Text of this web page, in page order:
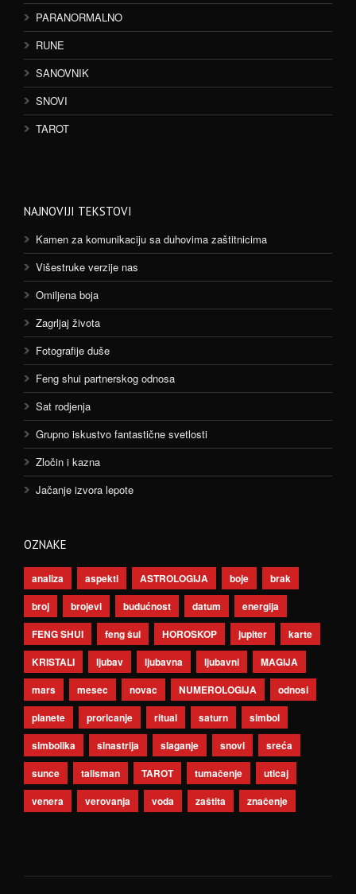
PARANORMALNO
RUNE
SANOVNIK
SNOVI
TAROT
NAJNOVIJI TEKSTOVI
Kamen za komunikaciju sa duhovima zaštitnicima
Višestruke verzije nas
Omiljena boja
Zagrljaj života
Fotografije duše
Feng shui partnerskog odnosa
Sat rodjenja
Grupno iskustvo fantastične svetlosti
Zločin i kazna
Jačanje izvora lepote
OZNAKE
analiza aspekti ASTROLOGIJA boje
brak
broj
brojevi budućnost datum
energija
FENG SHUI
feng šui HOROSKOP jupiter
karte
KRISTALI
ljubav ljubavna ljubavni
MAGIJA
mars
mesec novac NUMEROLOGIJA
odnosi
planete
proricanje ritual saturn
simbol
simbolika
sinastrija slaganje snovi
sreća
sunce
talisman TAROT tumačenje
uticaj
venera
verovanja voda zaštita značenje